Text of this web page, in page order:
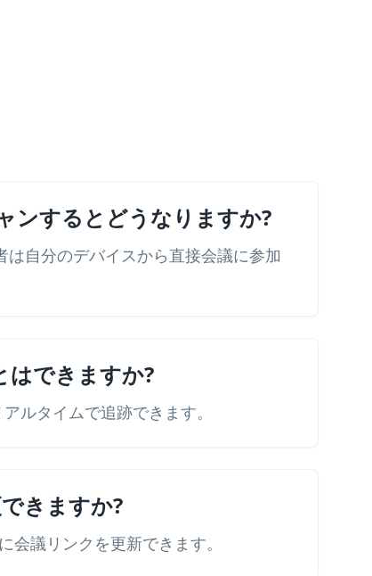
ンするとどうなりますか?
自分のデバイスから直接会議に参加
はできますか?
ルタイムで追跡できます。
きますか?
議リンクを更新できます。